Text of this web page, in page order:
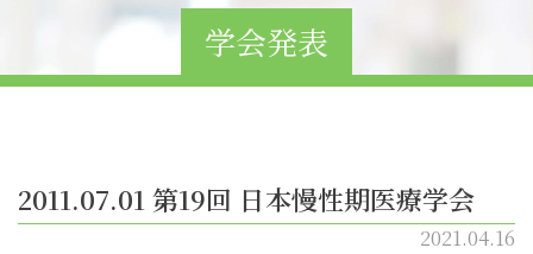
学会発表
2011.07.01 第19回 日本慢性期医療学会
2021.04.16